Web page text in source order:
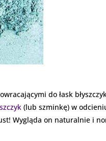
do łask
(lub szminkę) w
Wygląda on naturalnie i